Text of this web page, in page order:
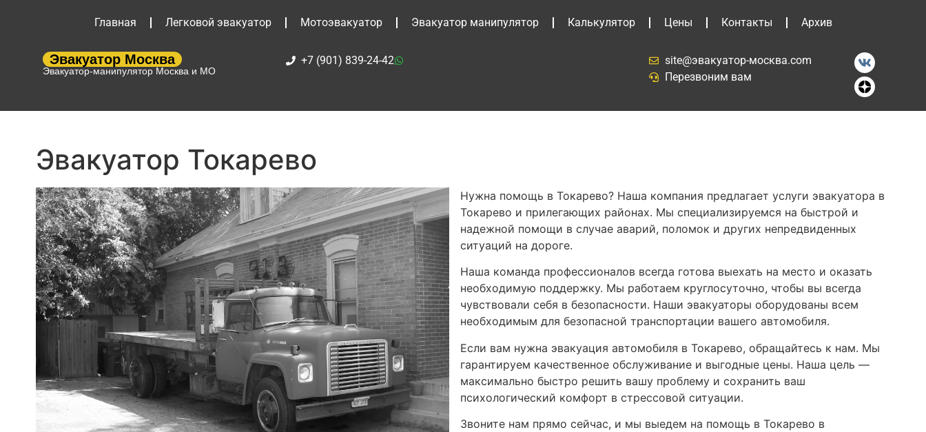
Главная Легковой эвакуатор Мотоэвакуатор Эвакуатор манипулятор Калькулятор Цены Контакты Архив
Эвакуатор Москва
Эвакуатор-манипулятор Москва и МО
+7 (901) 839-24-42
site@эвакуатор-москва.com
Перезвоним вам
Эвакуатор Токарево
Нужна помощь в Токарево? Наша компания предлагает услуги эвакуатора в
Токарево и прилегающих районах. Мы специализируемся на быстрой и
надежной помощи в случае аварий, поломок и других непредвиденных
ситуаций на дороге.
Наша команда профессионалов всегда готова выехать на место и оказать
необходимую поддержку. Мы работаем круглосуточно, чтобы вы всегда
чувствовали себя в безопасности. Наши эвакуаторы оборудованы всем
необходимым для безопасной транспортации вашего автомобиля.
Если вам нужна эвакуация автомобиля в Токарево, обращайтесь к нам. Мы
гарантируем качественное обслуживание и выгодные цены. Наша цель —
максимально быстро решить вашу проблему и сохранить ваш
психологический комфорт в стрессовой ситуации.
Звоните нам прямо сейчас, и мы выедем на помощь в Токарево в